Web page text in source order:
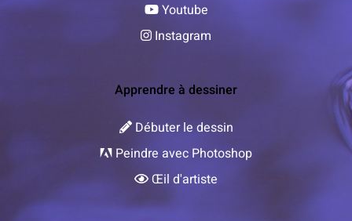
Youtube
Instagram
Apprendre à dessiner
Débuter le dessin
Peindre avec Photoshop
Œil d'artiste